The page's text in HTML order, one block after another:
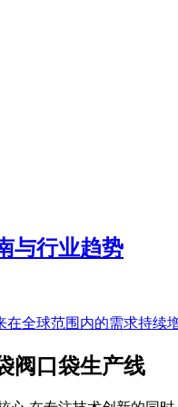
与行业趋势
全球范围内的需求持续
阀口袋生产线